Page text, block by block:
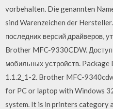
vorbehalten. Die genannten
sind Warenzeichen der
последних версий драйверов,
Brother MFC-9330CDW.
мобильных устройств.
1.1.2_1-2. Brother MFC-
for PC or laptop with Windows
system. It is in printers category